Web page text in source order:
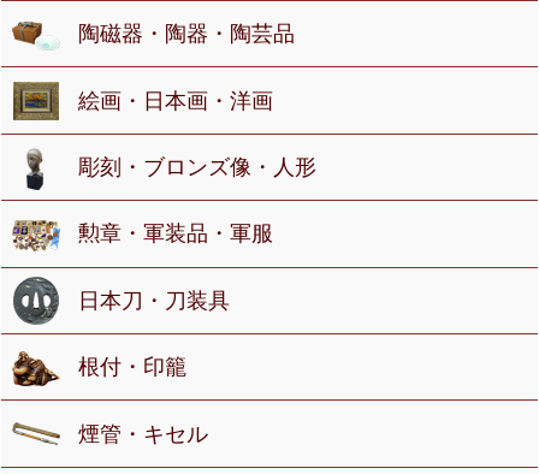
陶磁器・陶器・陶芸品
絵画・日本画・洋画
彫刻・ブロンズ像・人形
勲章・軍装品・軍服
日本刀・刀装具
根付・印籠
煙管・キセル